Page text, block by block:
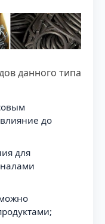
данного типа
до
для